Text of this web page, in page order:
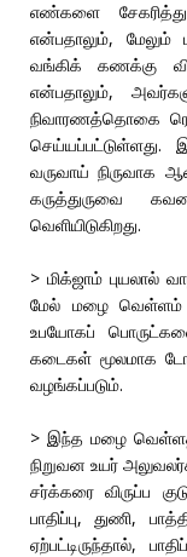
எண்களை
என்பதாலும், மேலும்
வங்கிக் கணக்கு
என்பதாலும்,
நிவாரணத்தொகை
செய்யப்பட்டுள்ளது.
வருவாய் நிருவாக
கருத்துருவை
வெளியிடுகிறது.
> மிக்ஜாம் புயலால்
மேல் மழை வெள்ளம்
உபயோகப்
கடைகள் மூலமாக
வழங்கப்படும்.
> இந்த மழை
நிறுவன உயர்
சர்க்கரை விருப்ப
பாதிப்பு, துணி,
ஏற்பட்டிருந்தால்,